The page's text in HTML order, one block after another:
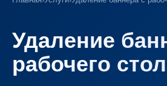
Удаление
рабочего